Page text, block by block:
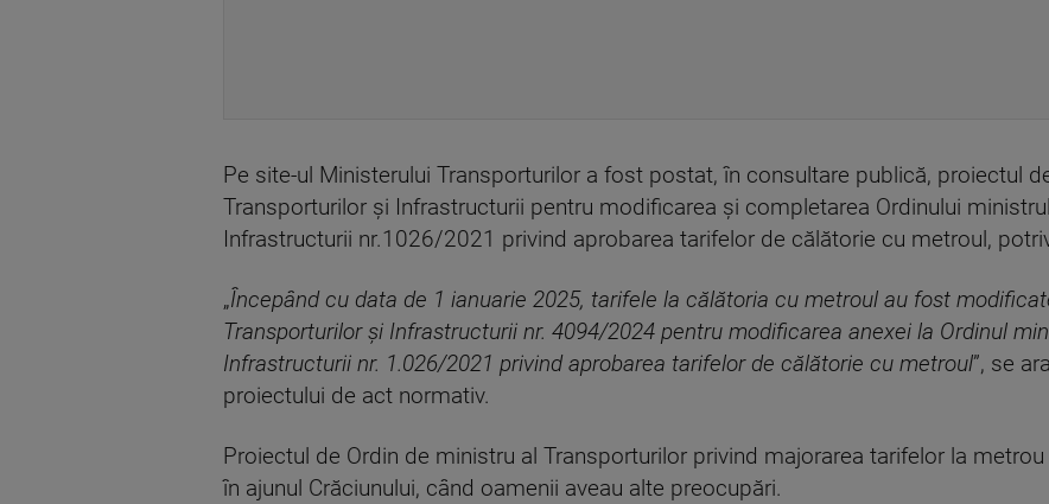
Pe site-ul Ministerului Transporturilor a fost postat, în consultare publică, proiectul
Transporturilor și Infrastructurii pentru modificarea și completarea Ordinului
Infrastructurii nr.1026/2021 privind aprobarea tarifelor de călătorie cu metroul,
„Începând cu data de 1 ianuarie 2025, tarifele la călătoria cu metroul au fost
Transporturilor și Infrastructurii nr. 4094/2024 pentru modificarea anexei la Ordinul
Infrastructurii nr. 1.026/2021 privind aprobarea tarifelor de călătorie cu metroul”, se
proiectului de act normativ.
Proiectul de Ordin de ministru al Transporturilor privind majorarea tarifelor la
în ajunul Crăciunului, când oamenii aveau alte preocupări.